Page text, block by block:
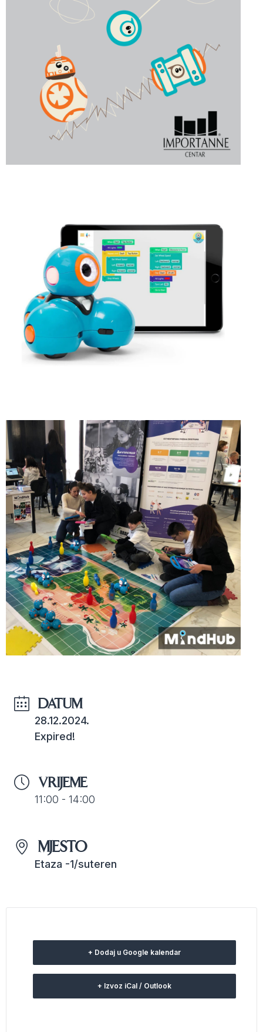
DATUM
28.12.2024.
Expired!
VRIJEME
11:00 - 14:00
MJESTO
Etaza -1/suteren
+ Dodaj u Google kalendar
+ Izvoz iCal / Outlook